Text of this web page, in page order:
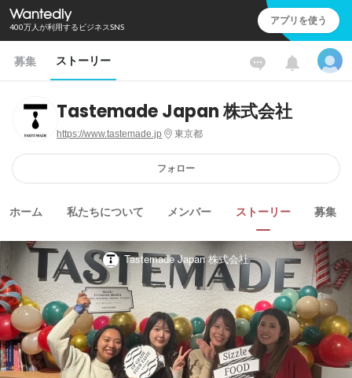
400万人が利用するビジネスSNS アプリを使う
募集 ストーリー
Tastemade Japan 株式会社
https://www.tastemade.jp 東京都
フォロー
ホーム 私たちについて メンバー ストーリー 募集
Tastemade Japan 株式会社